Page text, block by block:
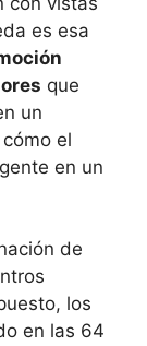
es esa
que
un
el
en un
de
los
en las 64